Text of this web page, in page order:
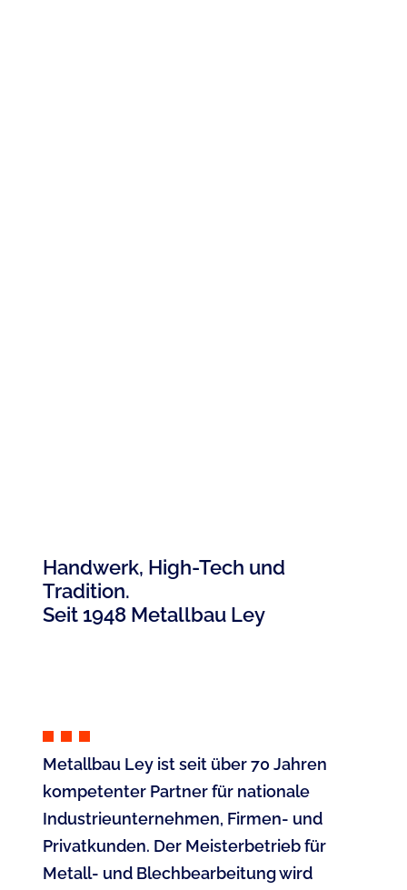
Handwerk, High-Tech und
Tradition.
Seit 1948 Metallbau Ley
Metallbau Ley ist seit über 70 Jahren
kompetenter Partner für nationale
Industrieunternehmen, Firmen- und
Privatkunden. Der Meisterbetrieb für
Metall- und Blechbearbeitung wird